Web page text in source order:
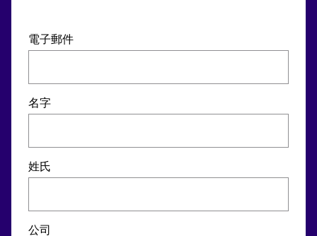
電子郵件
名字
姓氏
公司